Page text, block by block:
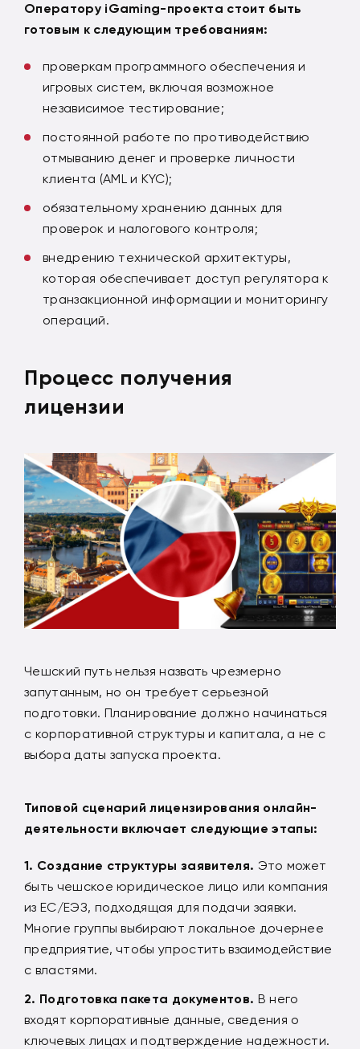
Оператору iGaming-проекта стоит быть
готовым к следующим требованиям:
проверкам программного обеспечения и
игровых систем, включая возможное
независимое тестирование;
постоянной работе по противодействию
отмыванию денег и проверке личности
клиента (AML и KYC);
обязательному хранению данных для
проверок и налогового контроля;
внедрению технической архитектуры,
которая обеспечивает доступ регулятора к
транзакционной информации и мониторингу
операций.
Процесс получения
лицензии
Чешский путь нельзя назвать чрезмерно
запутанным, но он требует серьезной
подготовки. Планирование должно начинаться
с корпоративной структуры и капитала, а не с
выбора даты запуска проекта.
Типовой сценарий лицензирования онлайн-
деятельности включает следующие этапы:
Создание структуры заявителя. Это может
быть чешское юридическое лицо или компания
из ЕС/ЕЭЗ, подходящая для подачи заявки.
Многие группы выбирают локальное дочернее
предприятие, чтобы упростить взаимодействие
с властями.
Подготовка пакета документов. В него
входят корпоративные данные, сведения о
ключевых лицах и подтверждение надежности.